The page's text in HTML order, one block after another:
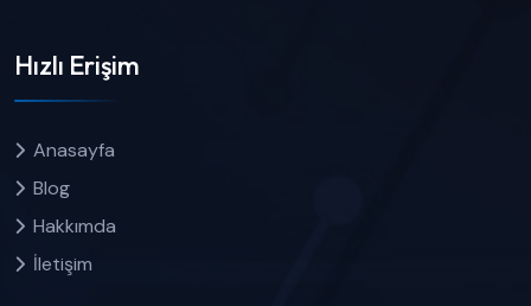
Hızlı Erişim
Anasayfa
Blog
Hakkımda
İletişim